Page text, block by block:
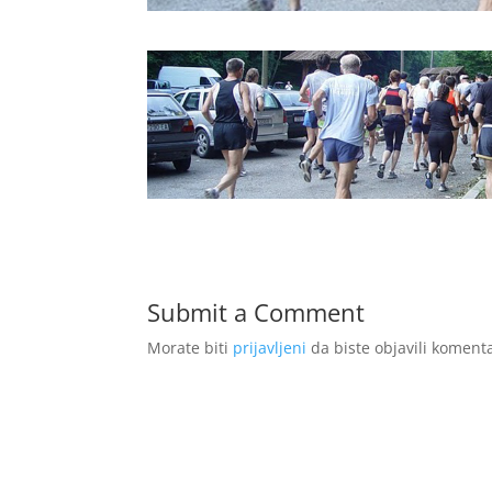
Submit a Comment
Morate biti prijavljeni da biste objavili